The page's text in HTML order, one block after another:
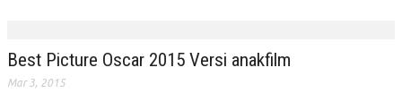
Best Picture Oscar 2015 Versi anakfilm
Mar 3, 2015